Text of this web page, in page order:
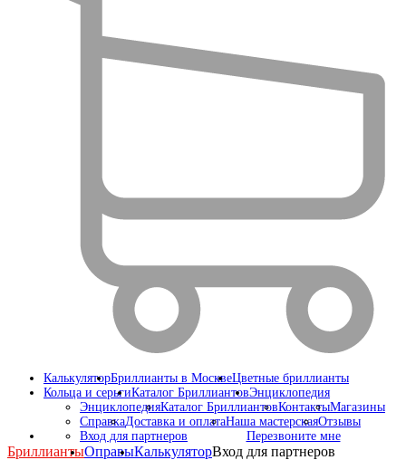
КалькуляторБриллианты в МосквеЦветные бриллианты
Кольца и серьгиКаталог БриллиантовЭнциклопедия
ЭнциклопедияКаталог БриллиантовКонтактыМагазины
СправкаДоставка и оплатаНаша мастерскаяОтзывы
Вход для партнеров
Перезвоните мне
БриллиантыОправыКалькуляторВход для партнеров